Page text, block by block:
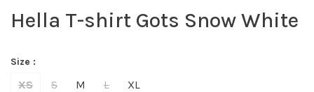
Hella T-shirt Gots Snow White
Size :
XS S M L XL